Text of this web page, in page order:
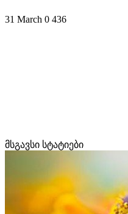
31 March 0 436
მსგავსი სტატიები